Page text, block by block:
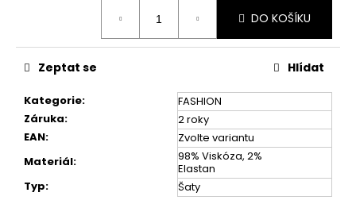
DO KOŠÍKU
Kategorie:
FASHION
Záruka:
2 roky
EAN:
Zvolte variantu
Materiál:
98% Viskóza, 2%
Elastan
Typ: Šaty
Zeptat se Hlídat